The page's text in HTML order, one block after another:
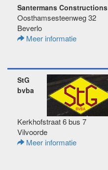
Santermans Constructions
Oosthamsesteenweg 32
Beverlo
Meer informatie
StG
bvba
Kerkhofstraat 6 bus 7
Vilvoorde
Meer informatie